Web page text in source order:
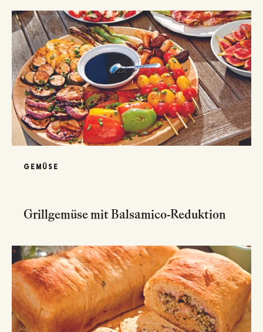
GEMÜSE
Grillgemüse mit Balsamico-Reduktion